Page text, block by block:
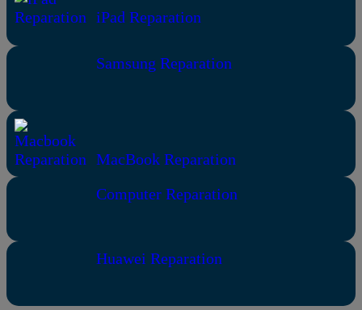
iPad Reparation
Samsung Reparation
MacBook Reparation
Computer Reparation
Huawei Reparation